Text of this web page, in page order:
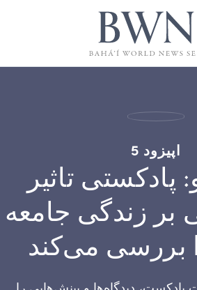
اپیزود 5
پادکستی تاثیر
بر زندگی جامعه
بررسی می‌کند